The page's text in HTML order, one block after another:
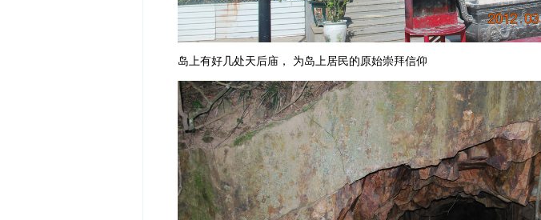
岛上有好几处天后庙， 为岛上居民的原始崇拜信仰